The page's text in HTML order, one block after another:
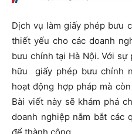
Dịch vụ làm giấy phép bưu
thiết yếu cho các doanh
bưu chính tại Hà Nội. Với
hữu giấy phép bưu chính
hoạt động hợp pháp mà
Bài viết này sẽ khám phá
doanh nghiệp nắm bắt các